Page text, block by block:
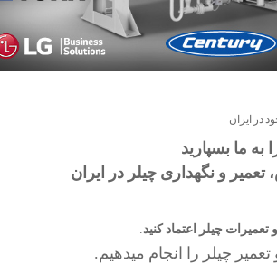
در ایران
ما بسپارید
و نگهداری چیلر در ایران
چیلر اعتماد کنید.
چیلر را انجام میدهیم.